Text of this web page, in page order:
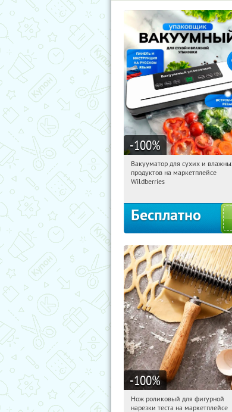
-100%
12:47:53
Россия
Вакууматор для сухих и
продуктов на маркетплейсе
Wildberries
Бесплатно
-100%
12:47:53 Получили:
Нож роликовый для фигурной
нарезки теста на маркетплейсе